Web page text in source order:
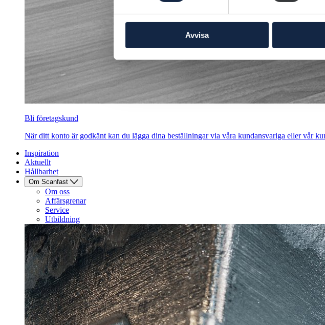
Avvisa
Bli företagskund
När ditt konto är godkänt kan du lägga dina beställningar via våra kundansvariga eller vår
Inspiration
Aktuellt
Hållbarhet
Om Scanfast
Om oss
Affärsgrenar
Service
Utbildning